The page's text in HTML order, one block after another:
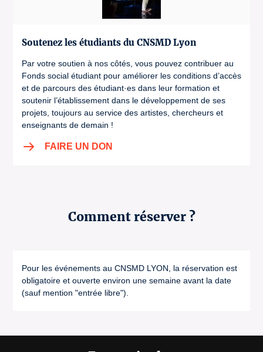
Soutenez les étudiants du CNSMD Lyon
Par votre soutien à nos côtés, vous pouvez contribuer au
Fonds social étudiant pour améliorer les conditions d’accès
et de parcours des étudiant·es dans leur formation et
soutenir l’établissement dans le développement de ses
projets, toujours au service des artistes, chercheurs et
enseignants de demain !
FAIRE UN DON
Comment réserver ?
Pour les événements au CNSMD LYON, la réservation est
obligatoire et ouverte environ une semaine avant la date
(sauf mention "entrée libre").